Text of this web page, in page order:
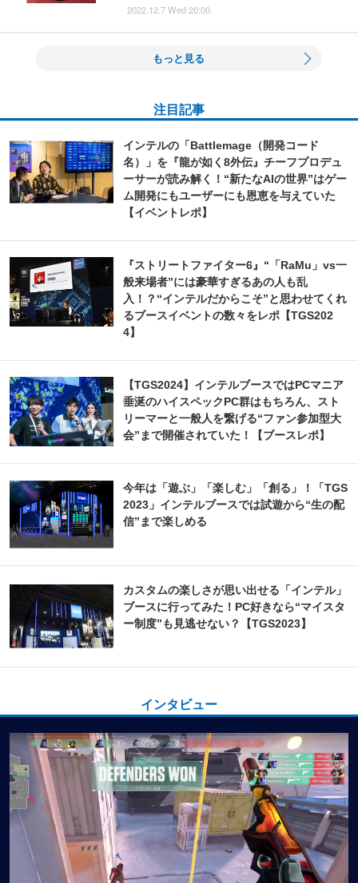
2022.12.7 Wed 20:00
もっと見る
注目記事
インテルの「Battlemage（開発コード
名）」を『龍が如く8外伝』チーフプロデュ
ーサーが読み解く！“新たなAIの世界”はゲー
ム開発にもユーザーにも恩恵を与えていた
【イベントレポ】
『ストリートファイター6』“「RaMu」vs一
般来場者”には豪華すぎるあの人も乱
入！？“インテルだからこそ”と思わせてくれ
るブースイベントの数々をレポ【TGS202
4】
【TGS2024】インテルブースではPCマニア
垂涎のハイスペックPC群はもちろん、スト
リーマーと一般人を繋げる“ファン参加型大
会”まで開催されていた！【ブースレポ】
今年は「遊ぶ」「楽しむ」「創る」！「TGS
2023」インテルブースでは試遊から“生の配
信”まで楽しめる
カスタムの楽しさが思い出せる「インテル」
ブースに行ってみた！PC好きなら“マイスタ
ー制度”も見逃せない？【TGS2023】
インタビュー